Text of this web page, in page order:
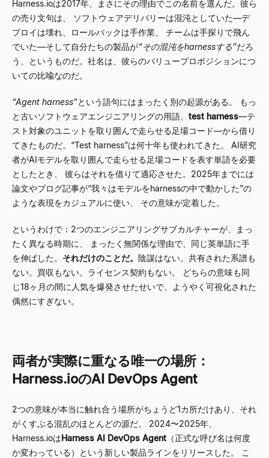
Harness.ioは2017年、まさにその理由でこの名前を選んだ。彼ら
の売り文句は、 ソフトウェアデリバリーは混沌としていた—デ
プロイは壊れ、ロールバックは手作業、 チームは手探りで飛ん
でいた—そして自分たちの製品が“その混沌をharnessする”だろ
う、というものだ。社名は、彼らのバリュープロポジションにつ
いての比喩なのだ。
“Agent harness”という語句にはまったく別の起源がある。 もっ
と古いソフトウェアエンジニアリングの用語、 test harness—テ
スト対象のユニットを取り囲んで走らせる足場コード—から借り
てきたものだ。 “Test harness”は何十年も使われてきた。 AI研究
者がAIモデルを取り囲んで走らせる足場コードを表す単語を必要
としたとき、 彼らはそれを借りて適応させた。2025年までには
論文やブログ記事が“我々はモデルをharnessの中で動かした”の
ような表現をカジュアルに使い、 その意味が定着した。
というわけで：2つのエンジニアリングサブカルチャーが、まっ
たく異なる時期に、 まったく無関係な理由で、同じ英単語に手
を伸ばした。 それだけのことだ。 陰謀はない。共有された系譜も
ない。買収もない。ライセンス契約もない。 どちらの意味も同
じ18ヶ月の間に人気を爆発させたせいで、ようやく可視化された
偶然にすぎない。
両者が実際に重なる唯一の場所：
Harness.ioのAI DevOps Agent
2つの意味が本当に触れ合う場所がちょうど1カ所だけあり、それ
がくすぶる混乱のほとんどの源だ。 2024〜2025年、
Harness.ioはHarness AI DevOps Agent （正式な呼び名は何度
か変わっている）という新しい製品ラインをリリースした。 こ